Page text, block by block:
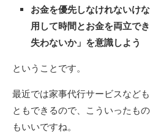
お金を優先しなけれないけ
用して時間とお金を両立で
失わないか」を意識しよう
ということです。
最近では家事代行サービスなど
ともできるので、こういったも
もいいですね。